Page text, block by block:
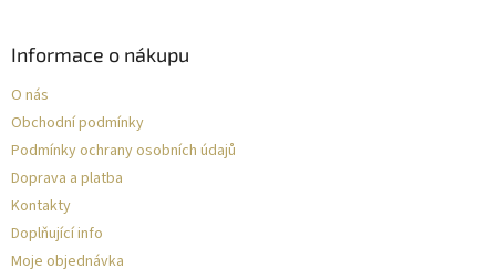
Informace o nákupu
O nás
Obchodní podmínky
Podmínky ochrany osobních údajů
Doprava a platba
Kontakty
Doplňující info
Moje objednávka